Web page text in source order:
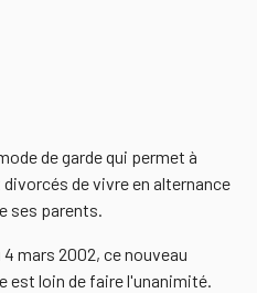
de garde qui permet à
de vivre en alternance
ses parents.
mars 2002, ce nouveau
est loin de faire l'unanimité.